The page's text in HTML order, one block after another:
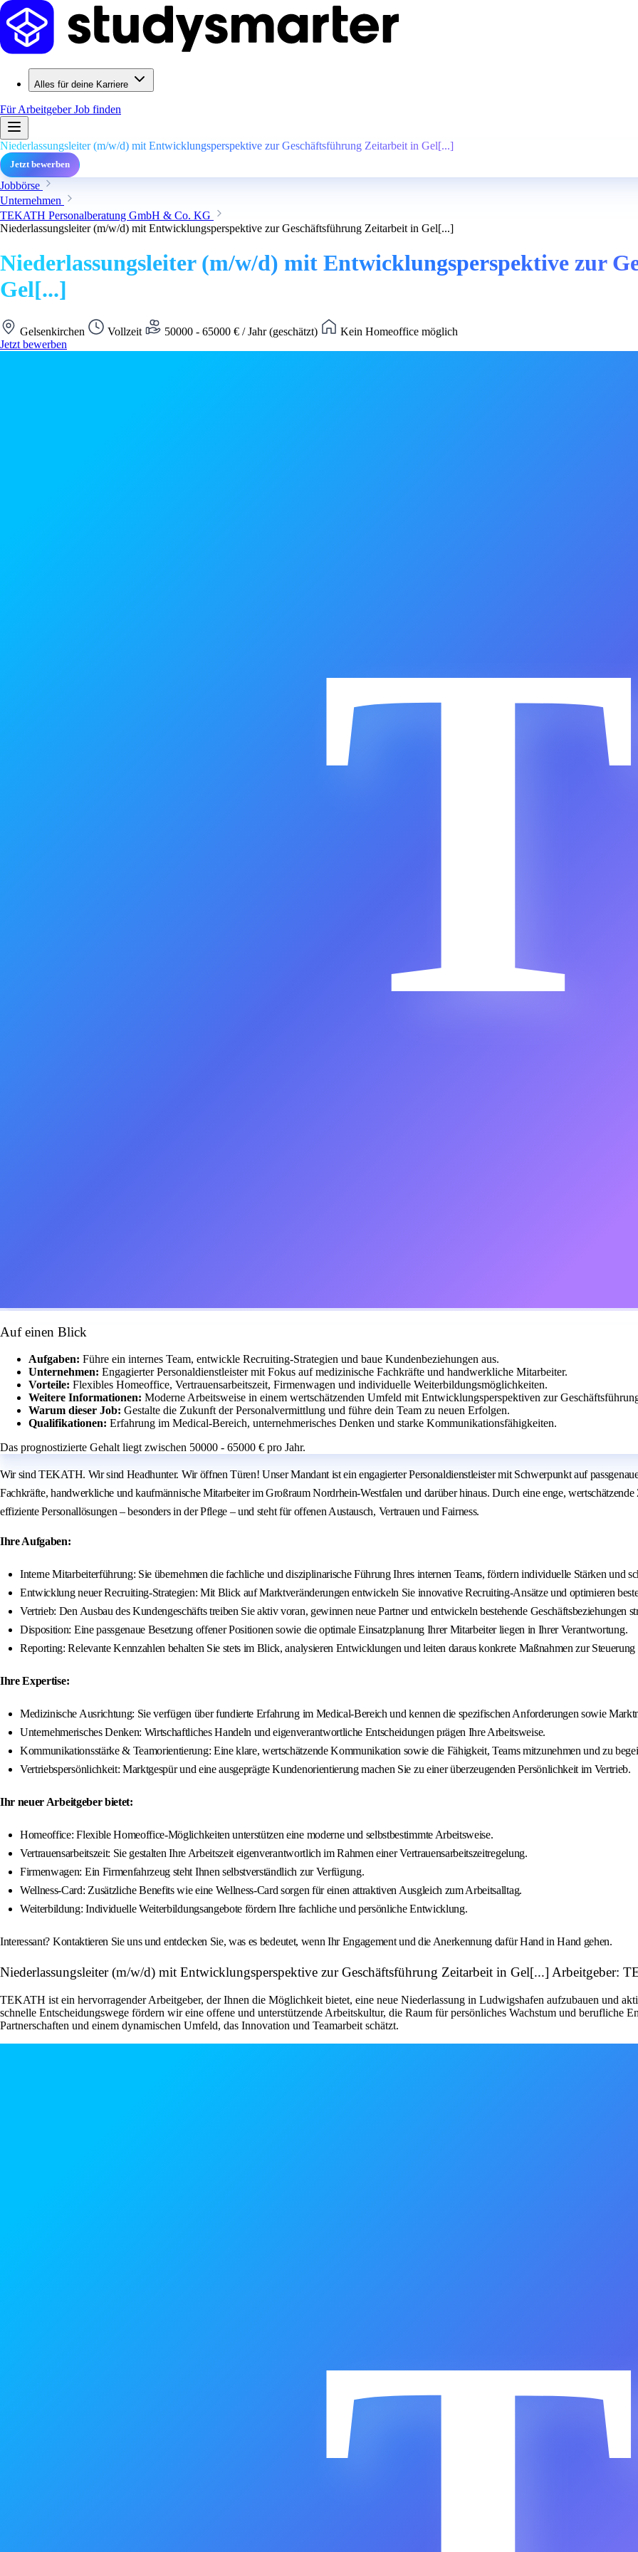
Alles für deine Karriere
Für ArbeitgeberJob finden
Niederlassungsleiter (m/w/d) mit Entwicklungsperspektive zur Geschäftsführung Zeitarbeit in Gel[...]
Jetzt bewerben
Jobbörse
Unternehmen
TEKATH Personalberatung GmbH & Co. KG
Niederlassungsleiter (m/w/d) mit Entwicklungsperspektive zur Geschäftsführung Zeitarbeit in Gel[...]
Niederlassungsleiter (m/w/d) mit Entwicklungsperspektive zur
Gel[...]
Gelsenkirchen Vollzeit 50000 - 65000 € / Jahr (geschätzt)
Kein Homeoffice möglich
Jetzt bewerben
T
Auf einen Blick
Aufgaben: Führe ein internes Team, entwickle Recruiting-Strategien und baue Kundenbeziehungen aus.
Unternehmen: Engagierter Personaldienstleister mit Fokus auf medizinische Fachkräfte und handwerkliche Mitarbeiter.
Vorteile: Flexibles Homeoffice, Vertrauensarbeitszeit, Firmenwagen und individuelle Weiterbildungsmöglichkeiten.
Weitere Informationen: Moderne Arbeitsweise in einem wertschätzenden Umfeld mit Entwicklungsperspektiven zur
Warum dieser Job: Gestalte die Zukunft der Personalvermittlung und führe dein Team zu neuen Erfolgen.
Qualifikationen: Erfahrung im Medical-Bereich, unternehmerisches Denken und starke Kommunikationsfähigkeiten.
Das prognostizierte Gehalt liegt zwischen 50000 - 65000 € pro Jahr.
Wir sind TEKATH. Wir sind Headhunter. Wir öffnen Türen! Unser Mandant ist ein engagierter Personaldienstleister mit Schwerpunkt auf
Fachkräfte, handwerkliche und kaufmännische Mitarbeiter im Großraum Nordrhein-Westfalen und darüber hinaus. Durch eine enge,
effiziente Personallösungen – besonders in der Pflege – und steht für offenen Austausch, Vertrauen und Fairness.
Ihre Aufgaben:
Interne Mitarbeiterführung: Sie übernehmen die fachliche und disziplinarische Führung Ihres internen Teams, fördern individuelle Stärken und
Entwicklung neuer Recruiting-Strategien: Mit Blick auf Marktveränderungen entwickeln Sie innovative Recruiting-Ansätze und optimieren
Vertrieb: Den Ausbau des Kundengeschäfts treiben Sie aktiv voran, gewinnen neue Partner und entwickeln bestehende Geschäftsbeziehungen
Disposition: Eine passgenaue Besetzung offener Positionen sowie die optimale Einsatzplanung Ihrer Mitarbeiter liegen in Ihrer Verantwortung.
Reporting: Relevante Kennzahlen behalten Sie stets im Blick, analysieren Entwicklungen und leiten daraus konkrete Maßnahmen zur
Ihre Expertise:
Medizinische Ausrichtung: Sie verfügen über fundierte Erfahrung im Medical-Bereich und kennen die spezifischen Anforderungen sowie
Unternehmerisches Denken: Wirtschaftliches Handeln und eigenverantwortliche Entscheidungen prägen Ihre Arbeitsweise.
Kommunikationsstärke & Teamorientierung: Eine klare, wertschätzende Kommunikation sowie die Fähigkeit, Teams mitzunehmen und zu
Vertriebspersönlichkeit: Marktgespür und eine ausgeprägte Kundenorientierung machen Sie zu einer überzeugenden Persönlichkeit im Vertrieb.
Ihr neuer Arbeitgeber bietet:
Homeoffice: Flexible Homeoffice-Möglichkeiten unterstützen eine moderne und selbstbestimmte Arbeitsweise.
Vertrauensarbeitszeit: Sie gestalten Ihre Arbeitszeit eigenverantwortlich im Rahmen einer Vertrauensarbeitszeitregelung.
Firmenwagen: Ein Firmenfahrzeug steht Ihnen selbstverständlich zur Verfügung.
Wellness-Card: Zusätzliche Benefits wie eine Wellness-Card sorgen für einen attraktiven Ausgleich zum Arbeitsalltag.
Weiterbildung: Individuelle Weiterbildungsangebote fördern Ihre fachliche und persönliche Entwicklung.
Interessant? Kontaktieren Sie uns und entdecken Sie, was es bedeutet, wenn Ihr Engagement und die Anerkennung dafür Hand in Hand gehen.
Niederlassungsleiter (m/w/d) mit Entwicklungsperspektive zur Geschäftsführung Zeitarbeit in Gel[...] Arbeitgeber:
TEKATH ist ein hervorragender Arbeitgeber, der Ihnen die Möglichkeit bietet, eine neue Niederlassung in Ludwigshafen aufzubauen und
schnelle Entscheidungswege fördern wir eine offene und unterstützende Arbeitskultur, die Raum für persönliches Wachstum und berufliche
Partnerschaften und einem dynamischen Umfeld, das Innovation und Teamarbeit schätzt.